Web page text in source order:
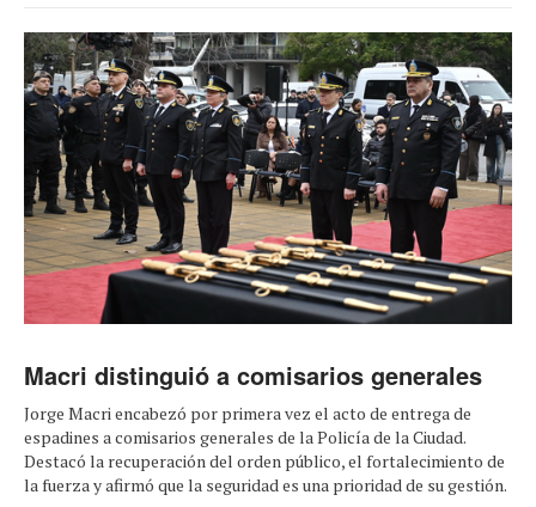
Macri distinguió a comisarios generales
Jorge Macri encabezó por primera vez el acto de entrega de
espadines a comisarios generales de la Policía de la Ciudad.
Destacó la recuperación del orden público, el fortalecimiento de
la fuerza y afirmó que la seguridad es una prioridad de su gestión.